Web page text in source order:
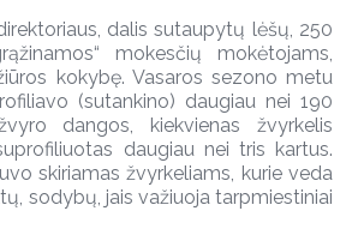
dalis sutaupytų lėšų, 250
mokesčių mokėtojams,
kokybę. Vasaros sezono metu
(sutankino) daugiau nei 190
dangos, kiekvienas žvyrkelis
daugiau nei tris kartus.
skiriamas žvyrkeliams, kurie veda
sodybų, jais važiuoja tarpmiestiniai